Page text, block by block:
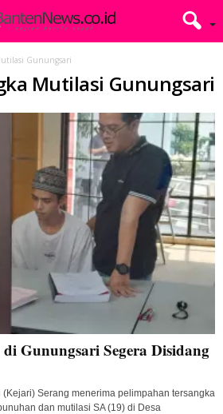
Gunungsari
Mutilasi Gunungsari
Gunungsari Segera Disidang
Serang menerima pelimpahan tersangka
dan mutilasi SA (19) di Desa